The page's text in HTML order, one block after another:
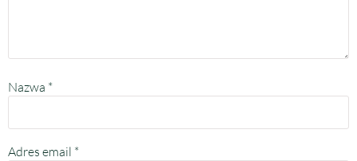
Nazwa *
Adres email *